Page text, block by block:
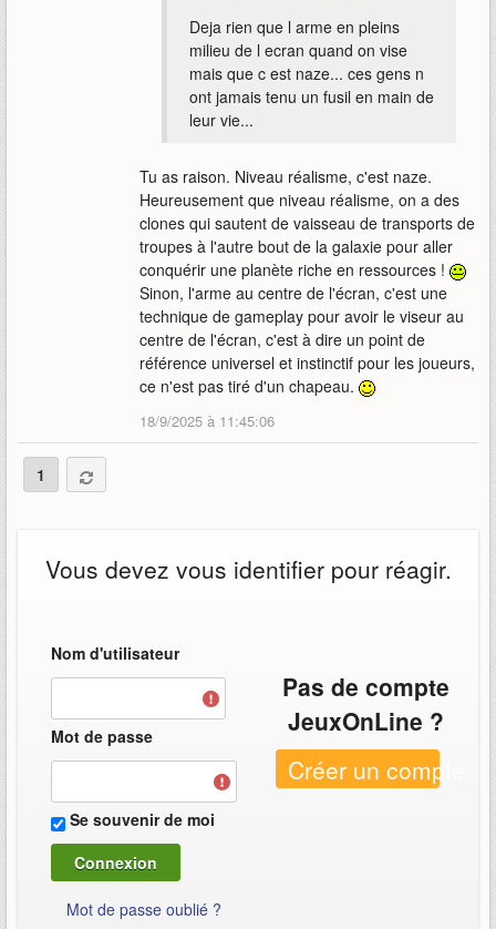
Deja rien que l arme en pleins
milieu de l ecran quand on vise
mais que c est naze... ces gens n
ont jamais tenu un fusil en main de
leur vie...
Tu as raison. Niveau réalisme, c'est naze.
Heureusement que niveau réalisme, on a des
clones qui sautent de vaisseau de transports de
troupes à l'autre bout de la galaxie pour aller
conquérir une planète riche en ressources !
Sinon, l'arme au centre de l'écran, c'est une
technique de gameplay pour avoir le viseur au
centre de l'écran, c'est à dire un point de
référence universel et instinctif pour les joueurs,
ce n'est pas tiré d'un chapeau.
18/9/2025 à 11:45:06
1
Vous devez vous identifier pour réagir.
Nom d'utilisateur
Mot de passe
Se souvenir de moi
Mot de passe oublié ?
Pas de compte
JeuxOnLine ?
Créer un compte